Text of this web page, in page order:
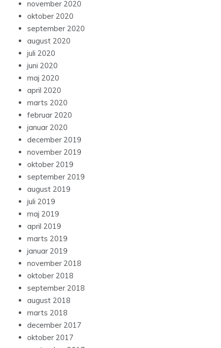
november 2020
oktober 2020
september 2020
august 2020
juli 2020
juni 2020
maj 2020
april 2020
marts 2020
februar 2020
januar 2020
december 2019
november 2019
oktober 2019
september 2019
august 2019
juli 2019
maj 2019
april 2019
marts 2019
januar 2019
november 2018
oktober 2018
september 2018
august 2018
marts 2018
december 2017
oktober 2017